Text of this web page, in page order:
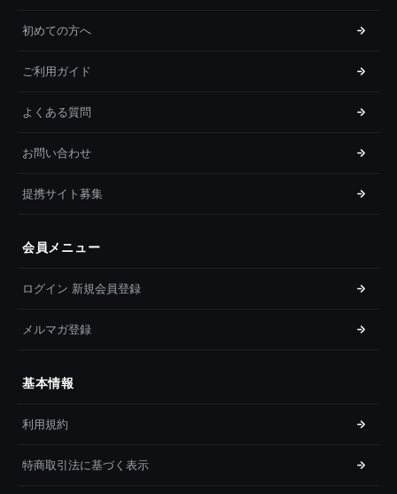
初めての方へ
ご利用ガイド
よくある質問
お問い合わせ
提携サイト募集
会員メニュー
ログイン 新規会員登録
メルマガ登録
基本情報
利用規約
特商取引法に基づく表示